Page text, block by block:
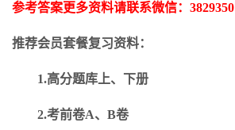
参考答案更多资料请联系微信： 3829350
推荐会员套餐复习资料：
1.高分题库上、下册
2.考前卷A、B卷